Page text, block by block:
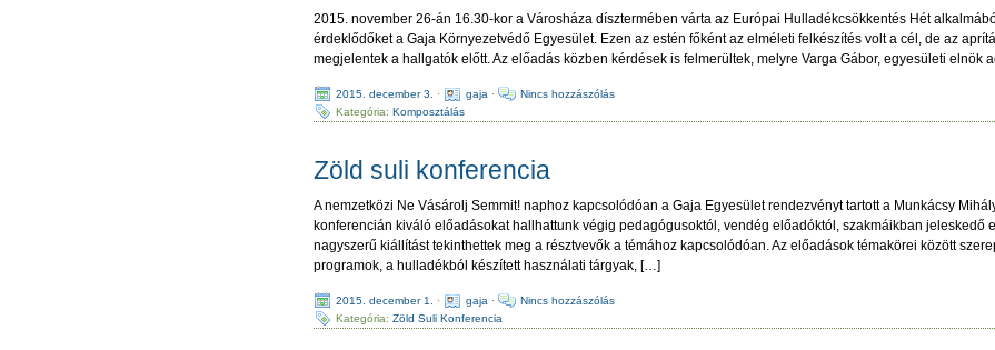
2015. november 26-án 16.30-kor a Városháza dísztermében várta az Európai Hulladékcsökkentés Hét
érdeklődőket a Gaja Környezetvédő Egyesület. Ezen az estén főként az elméleti felkészítés volt a cél, de az
megjelentek a hallgatók előtt. Az előadás közben kérdések is felmerültek, melyre Varga Gábor, egyesületi elnök
2015. december 3. · gaja ·
Nincs hozzászólás
Kategória:Komposztálás
Zöld suli konferencia
A nemzetközi Ne Vásárolj Semmit! naphoz kapcsolódóan a Gaja Egyesület rendezvényt tartott a Munkácsy
konferencián kiváló előadásokat hallhattunk végig pedagógusoktól, vendég előadóktól, szakmáikban jeleskedő
nagyszerű kiállítást tekinthettek meg a résztvevők a témához kapcsolódóan. Az előadások témakörei között
programok, a hulladékból készített használati tárgyak, […]
2015. december 1. · gaja ·
Nincs hozzászólás
Kategória:Zöld Suli Konferencia